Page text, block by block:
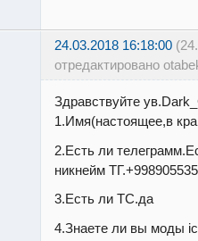
24.03.2018 16:18:00
отредактировано
Здравствуйте
1.Имя(настоящее,в
2.Есть ли
никнейм
3.Есть ли ТС.да
4.Знаете ли вы моды